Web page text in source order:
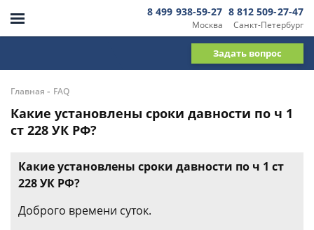
Москва
8 499 938-59-27
Санкт-Петербург
8 812 509-27-47
Задать вопрос
Главная - FAQ
Какие установлены сроки давности по ч 1
ст 228 УК РФ?
Какие установлены сроки давности по ч 1 ст
228 УК РФ?
Доброго времени суток.